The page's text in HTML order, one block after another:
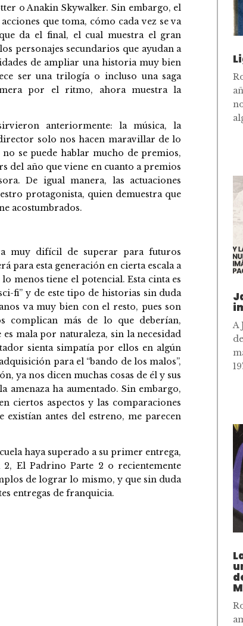
o Anakin Skywalker. Sin embargo, el
que toma, cómo cada vez se va
da el final, el cual muestra el gran
personajes secundarios que ayudan a
de ampliar una historia muy bien
ser una trilogía o incluso una saga
por el ritmo, ahora muestra la
anteriormente: la música, la
solo nos hacen maravillar de lo
se puede hablar mucho de premios,
del año que viene en cuanto a premios
De igual manera, las actuaciones
protagonista, quien demuestra que
acostumbrados.
muy difícil de superar para futuros
para esta generación en cierta escala a
menos tiene el potencial. Esta cinta es
fi” y de este tipo de historias sin duda
va muy bien con el resto, pues son
complican más de lo que deberían,
mala por naturaleza, sin la necesidad
sienta simpatía por ellos en algún
para el “bando de los malos”,
ya nos dicen muchas cosas de él y sus
amenaza ha aumentado. Sin embargo,
ciertos aspectos y las comparaciones
existían antes del estreno, me parecen
haya superado a su primer entrega,
El Padrino Parte 2 o recientemente
de lograr lo mismo, y que sin duda
entregas de franquicia.
A